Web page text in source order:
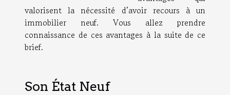
valorisent la nécessité d’avoir recours à un
immobilier neuf. Vous allez prendre
connaissance de ces avantages à la suite de ce
brief.
Son État Neuf